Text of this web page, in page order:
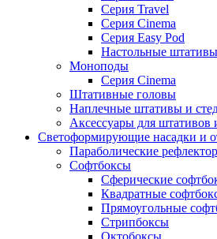
Серия Travel
Серия Cinema
Серия Easy Pod
Настольные штативы
Моноподы
Серия Cinema
Штативные головы
Наплечные штативы и
Аксессуары для штативов
Светоформирующие насадки и
Параболические
Софтбоксы
Сферические
Квадратные
Прямоугольные
Стрипбоксы
Октобоксы